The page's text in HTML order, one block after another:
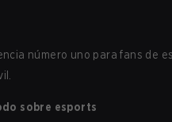
número uno para fans de
sobre esports